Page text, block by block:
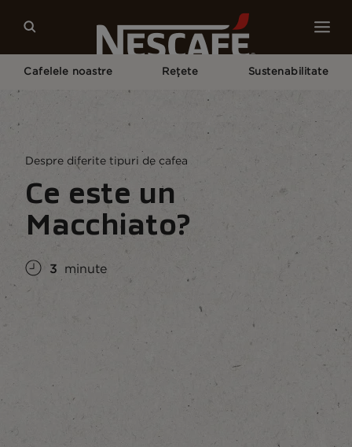
Cafelele noastre Rețete Sustenabilitate
Ce Este Un Macchiato?
Despre diferite tipuri de cafea
Ce este un
Macchiato?
3 minute